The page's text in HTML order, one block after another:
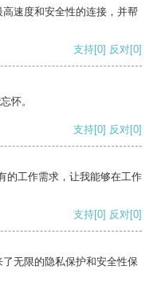
速度和安全性的连接，并帮
支持[0] 反对[0]
怀。
支持[0] 反对[0]
的工作需求，让我能够在工作
支持[0] 反对[0]
无限的隐私保护和安全性保